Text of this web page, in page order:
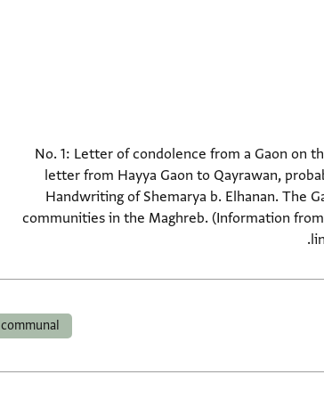
No. 1: Letter of condolence from a Gaon on
letter from Hayya Gaon to Qayrawan,
Handwriting of Shemarya b. Elhanan. The
communities in the Maghreb. (Information from
communal